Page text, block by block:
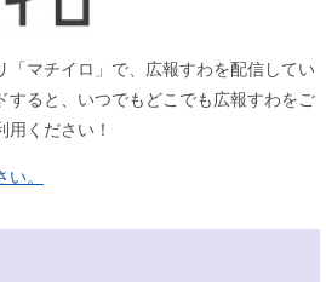
「マチイロ」で、広報すわを配信してい
すると、いつでもどこでも広報すわをご
ください！
。